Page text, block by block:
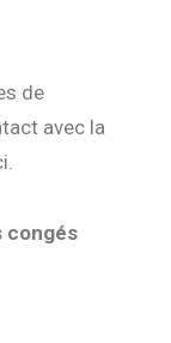
de
avec la
congés